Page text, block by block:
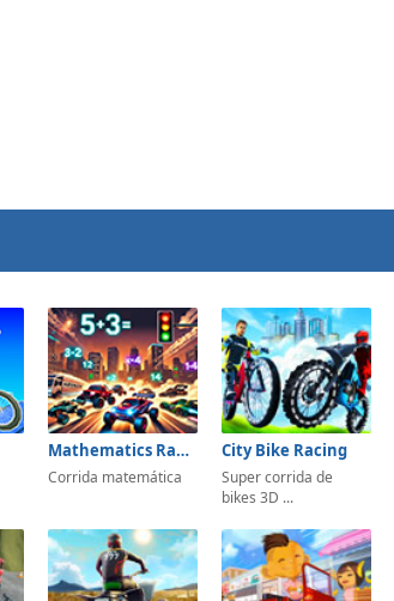
Mathematics Racing
Corrida matemática
City Bike Racing
Super corrida de
bikes 3D ...